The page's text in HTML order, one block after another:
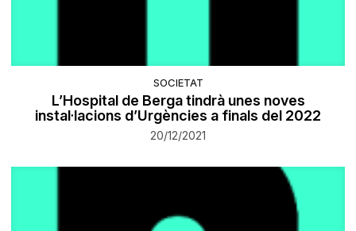
SOCIETAT
L’Hospital de Berga tindrà unes noves
instal·lacions d’Urgències a finals del 2022
20/12/2021